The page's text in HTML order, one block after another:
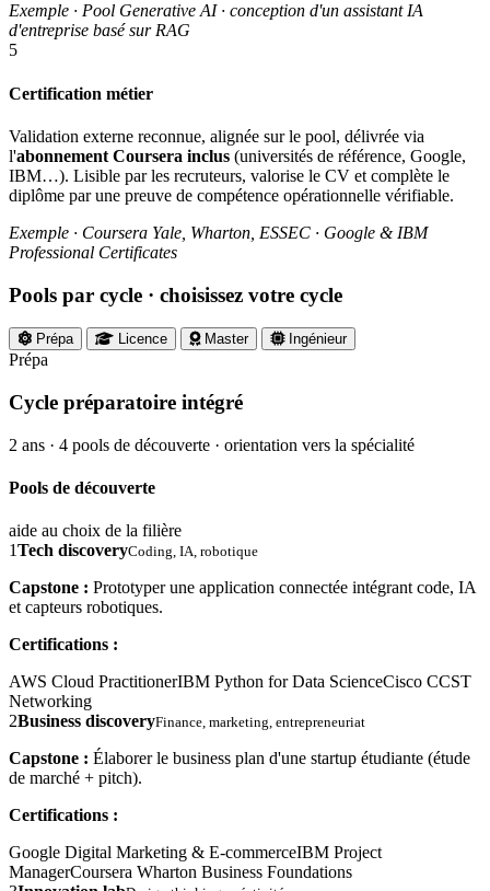
Exemple · Pool Generative AI · conception d'un assistant IA
d'entreprise basé sur RAG
5
Certification métier
Validation externe reconnue, alignée sur le pool, délivrée via
l'abonnement Coursera inclus (universités de référence, Google,
IBM…). Lisible par les recruteurs, valorise le CV et complète le
diplôme par une preuve de compétence opérationnelle vérifiable.
Exemple · Coursera Yale, Wharton, ESSEC · Google & IBM
Professional Certificates
Pools par cycle · choisissez votre cycle
Prépa Licence Master Ingénieur
Prépa
Cycle préparatoire intégré
2 ans · 4 pools de découverte · orientation vers la spécialité
Pools de découverte
aide au choix de la filière
1Tech discoveryCoding, IA, robotique
Capstone : Prototyper une application connectée intégrant code, IA
et capteurs robotiques.
Certifications :
AWS Cloud PractitionerIBM Python for Data ScienceCisco CCST
Networking
2Business discoveryFinance, marketing, entrepreneuriat
Capstone : Élaborer le business plan d'une startup étudiante (étude
de marché + pitch).
Certifications :
Google Digital Marketing & E-commerceIBM Project
ManagerCoursera Wharton Business Foundations